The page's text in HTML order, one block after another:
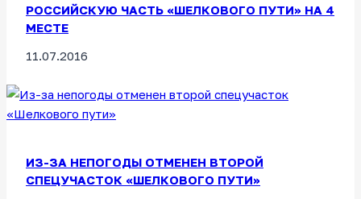
РОССИЙСКУЮ ЧАСТЬ «ШЕЛКОВОГО ПУТИ» НА 4
МЕСТЕ
11.07.2016
ИЗ-ЗА НЕПОГОДЫ ОТМЕНЕН ВТОРОЙ
СПЕЦУЧАСТОК «ШЕЛКОВОГО ПУТИ»